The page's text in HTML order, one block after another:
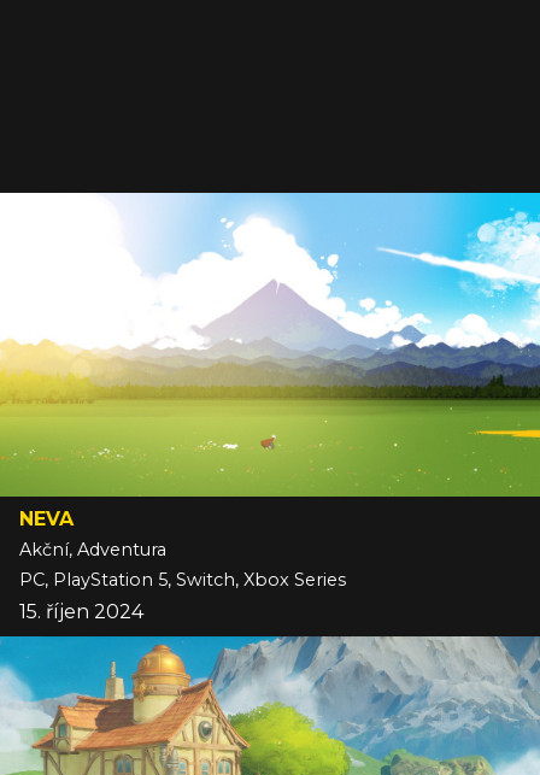
NEVA
Akční, Adventura
PC, PlayStation 5, Switch, Xbox Series
15. říjen 2024